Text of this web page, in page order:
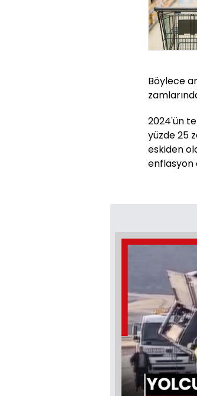
Böylece
2024'ün
yüzde 25
eskiden
enflasyon